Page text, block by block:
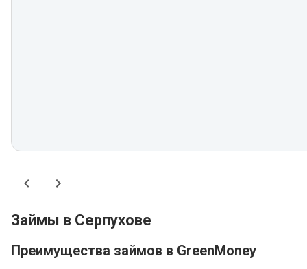
Займы в Серпухове
Преимущества займов в GreenMoney